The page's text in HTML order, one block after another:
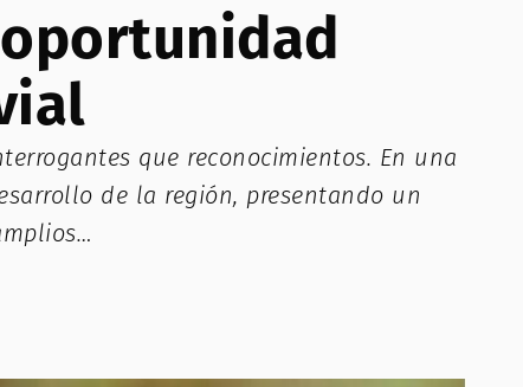
oportunidad
que reconocimientos. En una
de la región, presentando un